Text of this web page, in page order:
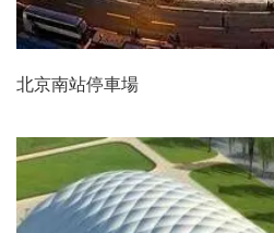
北京南站停車場